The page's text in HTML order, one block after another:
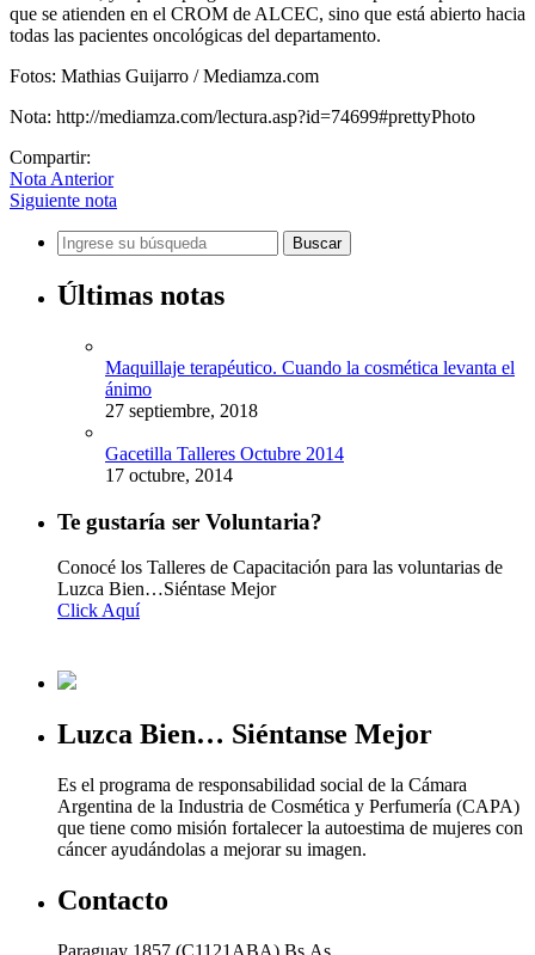
que se atienden en el CROM de ALCEC, sino que está abierto hacia
todas las pacientes oncológicas del departamento.
Fotos: Mathias Guijarro / Mediamza.com
Nota: http://mediamza.com/lectura.asp?id=74699#prettyPhoto
Compartir:
Nota Anterior
Siguiente nota
Últimas notas
Maquillaje terapéutico. Cuando la cosmética levanta el
ánimo
27 septiembre, 2018
Gacetilla Talleres Octubre 2014
17 octubre, 2014
Te gustaría ser Voluntaria?
Conocé los Talleres de Capacitación para las voluntarias de
Luzca Bien…Siéntase Mejor
Click Aquí
Luzca Bien… Siéntanse Mejor
Es el programa de responsabilidad social de la Cámara
Argentina de la Industria de Cosmética y Perfumería (CAPA)
que tiene como misión fortalecer la autoestima de mujeres con
cáncer ayudándolas a mejorar su imagen.
Contacto
Paraguay 1857 (C1121ABA) Bs.As.